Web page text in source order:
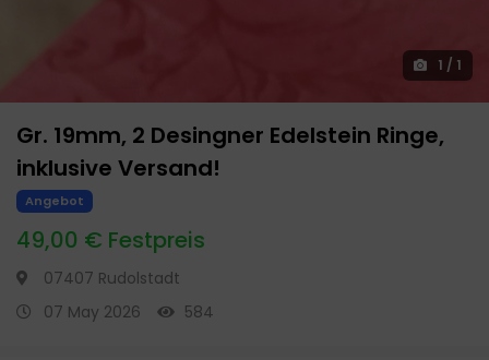
1 / 1
Gr. 19mm, 2 Desingner Edelstein Ringe,
inklusive Versand!
Angebot
49,00 € Festpreis
07407 Rudolstadt
07 May 2026
584